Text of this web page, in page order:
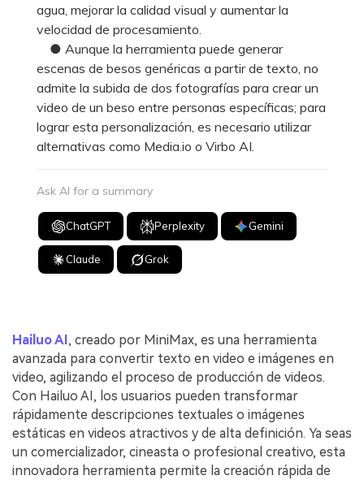
agua, mejorar la calidad visual y aumentar la
velocidad de procesamiento.
● Aunque la herramienta puede generar
escenas de besos genéricas a partir de texto, no
admite la subida de dos fotografías para crear un
video de un beso entre personas específicas; para
lograr esta personalización, es necesario utilizar
alternativas como Media.io o Virbo AI.
Ask AI for a summary
ChatGPT Perplexity Gemini
Claude Grok
Hailuo AI, creado por MiniMax, es una herramienta
avanzada para convertir texto en video e imágenes en
video, agilizando el proceso de producción de videos.
Con Hailuo AI, los usuarios pueden transformar
rápidamente descripciones textuales o imágenes
estáticas en videos atractivos y de alta definición. Ya seas
un comercializador, cineasta o profesional creativo, esta
innovadora herramienta permite la creación rápida de